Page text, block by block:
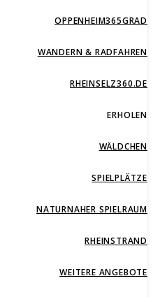
OPPENHEIM365GRAD
WANDERN & RADFAHREN
RHEINSELZ360.DE
ERHOLEN
WÄLDCHEN
SPIELPLÄTZE
NATURNAHER SPIELRAUM
RHEINSTRAND
WEITERE ANGEBOTE